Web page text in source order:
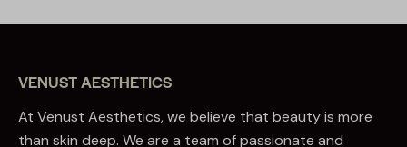
VENUST AESTHETICS
At Venust Aesthetics, we believe that beauty is more
than skin deep. We are a team of passionate and